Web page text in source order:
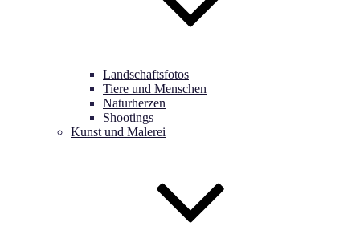
Landschaftsfotos
Tiere und Menschen
Naturherzen
Shootings
Kunst und Malerei